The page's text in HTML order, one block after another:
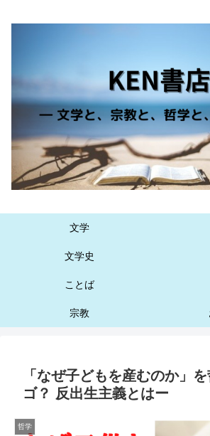
文学
文学史
ことば
宗教
「なぜ子どもを産むのか」
ゴ？ 反出生主義とはー
哲学